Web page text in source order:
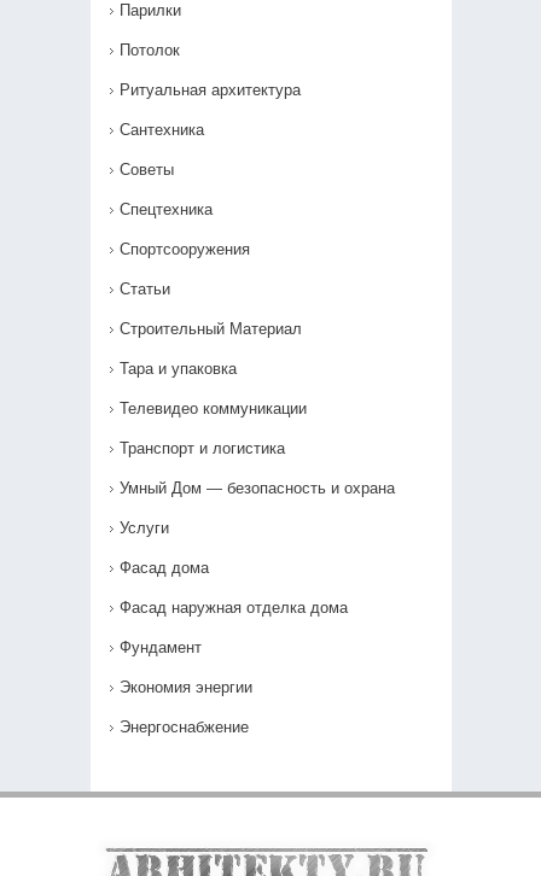
Парилки
Потолок
Ритуальная архитектура
Сантехника
Советы
Спецтехника
Спортсооружения
Статьи
Строительный Материал
Тара и упаковка
Телевидео коммуникации
Транспорт и логистика
Умный Дом — безопасность и охрана
Услуги
Фасад дома
Фасад наружная отделка дома
Фундамент
Экономия энергии
Энергоснабжение